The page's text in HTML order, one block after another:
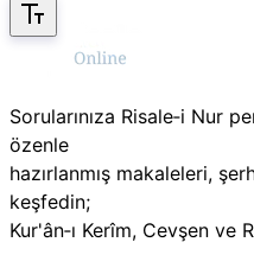
Sorularınıza Risale‑i Nur
özenle
hazırlanmış makaleleri,
keşfedin;
Kur'ân‑ı Kerîm, Cevşen ve